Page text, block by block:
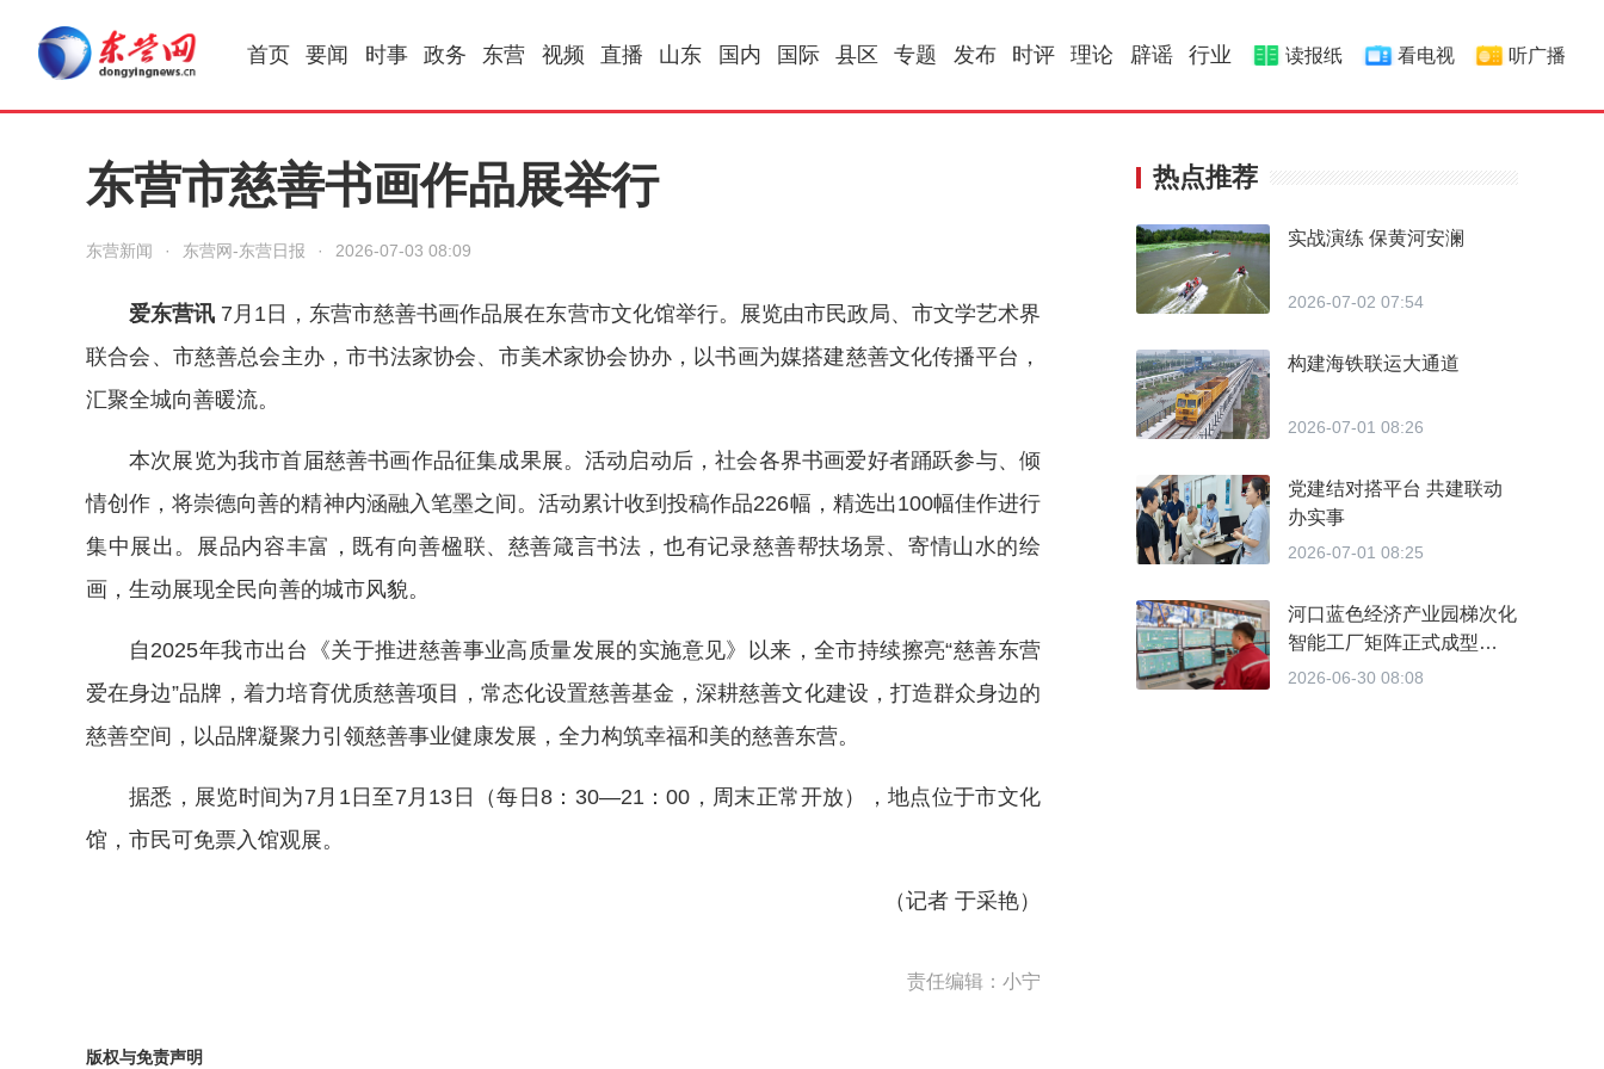
首页 要闻 时事 政务 东营 视频 直播 山东 国内 国际 县区 专题 发布 时评 理论 辟谣 行业 读报纸 看电视 听广播
东营市慈善书画作品展举行
东营新闻 · 东营网-东营日报 · 2026-07-03 08:09
爱东营讯 7月1日，东营市慈善书画作品展在东营市文化馆举行。展览由市民政局、市文学艺术界
联合会、市慈善总会主办，市书法家协会、市美术家协会协办，以书画为媒搭建慈善文化传播平台，
汇聚全城向善暖流。
本次展览为我市首届慈善书画作品征集成果展。活动启动后，社会各界书画爱好者踊跃参与、倾
情创作，将崇德向善的精神内涵融入笔墨之间。活动累计收到投稿作品226幅，精选出100幅佳作进行
集中展出。展品内容丰富，既有向善楹联、慈善箴言书法，也有记录慈善帮扶场景、寄情山水的绘
画，生动展现全民向善的城市风貌。
自2025年我市出台《关于推进慈善事业高质量发展的实施意见》以来，全市持续擦亮“慈善东营
爱在身边”品牌，着力培育优质慈善项目，常态化设置慈善基金，深耕慈善文化建设，打造群众身边的
慈善空间，以品牌凝聚力引领慈善事业健康发展，全力构筑幸福和美的慈善东营。
据悉，展览时间为7月1日至7月13日（每日8：30—21：00，周末正常开放），地点位于市文化
馆，市民可免票入馆观展。
（记者 于采艳）
责任编辑：小宁
版权与免责声明
热点推荐
实战演练 保黄河安澜
2026-07-02 07:54
构建海铁联运大通道
2026-07-01 08:26
党建结对搭平台 共建联动
办实事
2026-07-01 08:25
河口蓝色经济产业园梯次化
智能工厂矩阵正式成型
从“不会转”到“精准转” 做对
2026-06-30 08:08